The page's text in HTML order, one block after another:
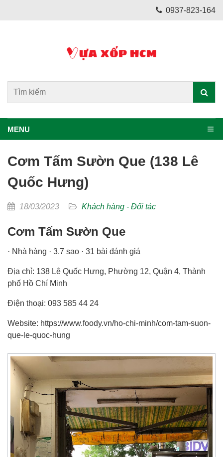
0937-823-164
MENU
Cơm Tấm Sườn Que (138 Lê
Quốc Hưng)
18/03/2023 Khách hàng - Đối tác
Cơm Tấm Sườn Que
· Nhà hàng · 3.7 sao · 31 bài đánh giá
Địa chỉ: 138 Lê Quốc Hưng, Phường 12, Quận 4, Thành
phố Hồ Chí Minh
Điện thoại: 093 585 44 24
Website: https://www.foody.vn/ho-chi-minh/com-tam-suon-
que-le-quoc-hung